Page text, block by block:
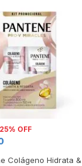
25% OFF
Colágeno Hidrata &